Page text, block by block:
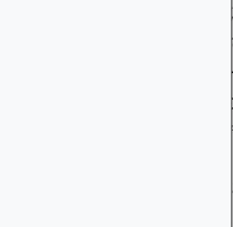
クエス
貨の世界への初心者にと
す。ゲーム化されたアプ
て、他の方法ではテクノ
れない新規ユーザーを引き
この体系的で魅力的な紹
慣れて投資するのに役立